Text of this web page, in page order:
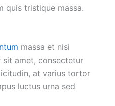
quis tristique massa.
massa et nisi
sit amet, consectetur
at varius tortor
luctus urna sed